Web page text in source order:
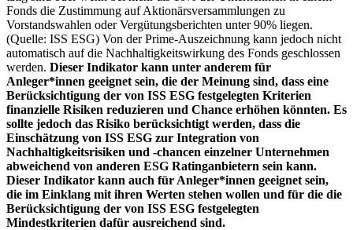
Fonds die Zustimmung auf Aktionärsversammlungen zu
Vorstandswahlen oder Vergütungsberichten unter 90% liegen.
(Quelle: ISS ESG) Von der Prime-Auszeichnung kann jedoch nicht
automatisch auf die Nachhaltigkeitswirkung des Fonds geschlossen
werden. Dieser Indikator kann unter anderem für
Anleger*innen geeignet sein, die der Meinung sind, dass eine
Berücksichtigung der von ISS ESG festgelegten Kriterien
finanzielle Risiken reduzieren und Chance erhöhen könnten. Es
sollte jedoch das Risiko berücksichtigt werden, dass die
Einschätzung von ISS ESG zur Integration von
Nachhaltigkeitsrisiken und -chancen einzelner Unternehmen
abweichend von anderen ESG Ratinganbietern sein kann.
Dieser Indikator kann auch für Anleger*innen geeignet sein,
die im Einklang mit ihren Werten stehen wollen und für die die
Berücksichtigung der von ISS ESG festgelegten
Mindestkriterien dafür ausreichend sind.